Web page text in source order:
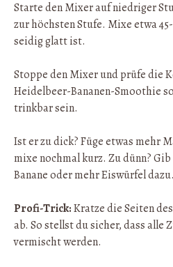
Starte den Mixer auf niedriger
zur höchsten Stufe. Mixe etwa
seidig glatt ist.
Stoppe den Mixer und prüfe die
Heidelbeer-Bananen-Smoothie
trinkbar sein.
Ist er zu dick? Füge etwas mehr
mixe nochmal kurz. Zu dünn?
Banane oder mehr Eiswürfel dazu.
Profi-Trick:Kratze die Seiten
ab. So stellst du sicher, dass alle
vermischt werden.